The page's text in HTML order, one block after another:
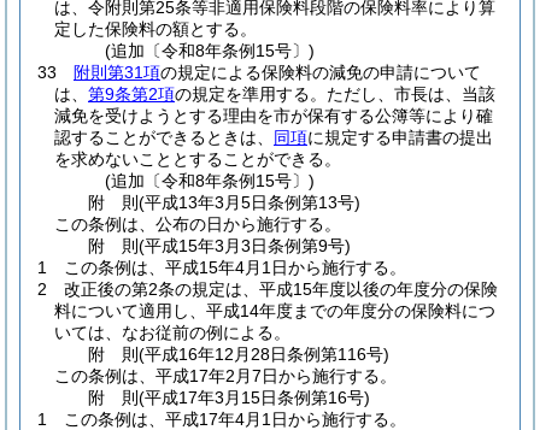
は、令附則第25条等非適用保険料段階の保険料率により算
定した保険料の額とする。
(追加〔令和8年条例15号〕)
33
附則第31項の規定による保険料の減免の申請について
は、 第9条第2項の規定を準用する。 ただし、市長は、当該
減免を受けようとする理由を市が保有する公簿等により確
認することができるときは、 同項に規定する申請書の提出
を求めないこととすることができる。
(追加〔令和8年条例15号〕)
附 則(平成13年3月5日条例第13号)
この条例は、公布の日から施行する。
附 則(平成15年3月3日条例第9号)
1
この条例は、平成15年4月1日から施行する。
2
改正後の第2条の規定は、平成15年度以後の年度分の保険
料について適用し、平成14年度までの年度分の保険料につ
いては、なお従前の例による。
附 則(平成16年12月28日条例第116号)
この条例は、平成17年2月7日から施行する。
附 則(平成17年3月15日条例第16号)
1
この条例は、平成17年4月1日から施行する。